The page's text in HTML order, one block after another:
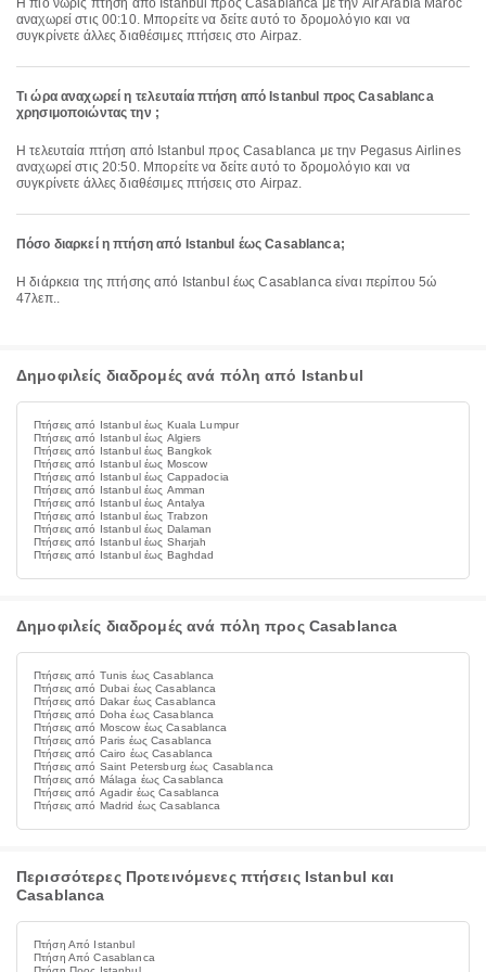
Η πιο νωρίς πτήση από Istanbul προς Casablanca με την Air Arabia Maroc
αναχωρεί στις 00:10. Μπορείτε να δείτε αυτό το δρομολόγιο και να
συγκρίνετε άλλες διαθέσιμες πτήσεις στο Airpaz.
Τι ώρα αναχωρεί η τελευταία πτήση από Istanbul προς Casablanca
χρησιμοποιώντας την ;
Η τελευταία πτήση από Istanbul προς Casablanca με την Pegasus Airlines
αναχωρεί στις 20:50. Μπορείτε να δείτε αυτό το δρομολόγιο και να
συγκρίνετε άλλες διαθέσιμες πτήσεις στο Airpaz.
Πόσο διαρκεί η πτήση από Istanbul έως Casablanca;
Η διάρκεια της πτήσης από Istanbul έως Casablanca είναι περίπου 5ώ
47λεπ..
Δημοφιλείς διαδρομές ανά πόλη από Istanbul
Πτήσεις από Istanbul έως Kuala Lumpur
Πτήσεις από Istanbul έως Algiers
Πτήσεις από Istanbul έως Bangkok
Πτήσεις από Istanbul έως Moscow
Πτήσεις από Istanbul έως Cappadocia
Πτήσεις από Istanbul έως Amman
Πτήσεις από Istanbul έως Antalya
Πτήσεις από Istanbul έως Trabzon
Πτήσεις από Istanbul έως Dalaman
Πτήσεις από Istanbul έως Sharjah
Πτήσεις από Istanbul έως Baghdad
Δημοφιλείς διαδρομές ανά πόλη προς Casablanca
Πτήσεις από Tunis έως Casablanca
Πτήσεις από Dubai έως Casablanca
Πτήσεις από Dakar έως Casablanca
Πτήσεις από Doha έως Casablanca
Πτήσεις από Moscow έως Casablanca
Πτήσεις από Paris έως Casablanca
Πτήσεις από Cairo έως Casablanca
Πτήσεις από Saint Petersburg έως Casablanca
Πτήσεις από Málaga έως Casablanca
Πτήσεις από Agadir έως Casablanca
Πτήσεις από Madrid έως Casablanca
Περισσότερες Προτεινόμενες πτήσεις Istanbul και
Casablanca
Πτήση Από Istanbul
Πτήση Από Casablanca